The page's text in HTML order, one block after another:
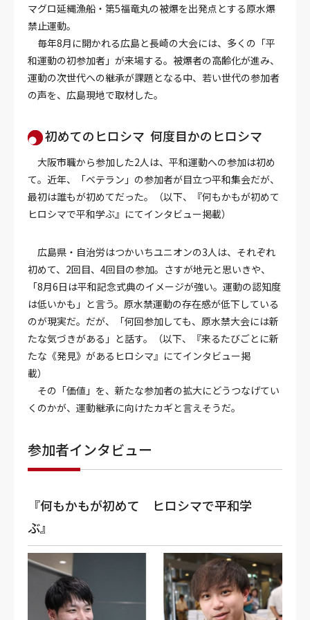
マグロ延縄漁船・第5福竜丸の被爆を出発点とする原水爆
禁止運動。
毎年8月に開かれる広島と長崎の大会には、多くの「平
和運動の初参加者」が来場する。被爆者の高齢化が進み、
運動の次世代への継承が課題となる中、若い世代の参加者
の声を、広島現地で取材した。
初めてのヒロシマ 何度目かのヒロシマ
大阪市職から参加した2人は、平和運動への参加は初め
て。近年、「ベテラン」の参加者が目立つ平和集会だが、
最初は誰もが初めてだった。（以下、『何もかもが初めて
ヒロシマで平和学ぶ』にてインタビュー掲載）
広島県・自治労はつかいちユニオンの3人は、それぞれ
初めて、2回目、4回目の参加。さすが地元と思いきや、
「8月6日は平和記念式典のイメージが強い。運動の認知度
は低いかも」と言う。原水禁運動の存在感が低下している
のが現実だ。だが、「何回参加しても、原水禁大会には新
たな気づきがある」と話す。（以下、『来るたびごとに新
たな《発見》があるヒロシマ』にてインタビュー掲
載）
その「価値」を、新たな参加者の拡大にどうつなげてい
くのかが、運動継承に向けたカギと言えそうだ。
参加者インタビュー
『何もかもが初めて ヒロシマで平和学
ぶ』